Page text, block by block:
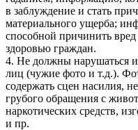
в заблуждение и стать
материального ущерба;
способной причинить
здоровью граждан.
4. Не должны нарушаться
лиц (чужие фото и т.д.).
содержать сцен насилия,
грубого обращения с
наркотических средств,
и пр.